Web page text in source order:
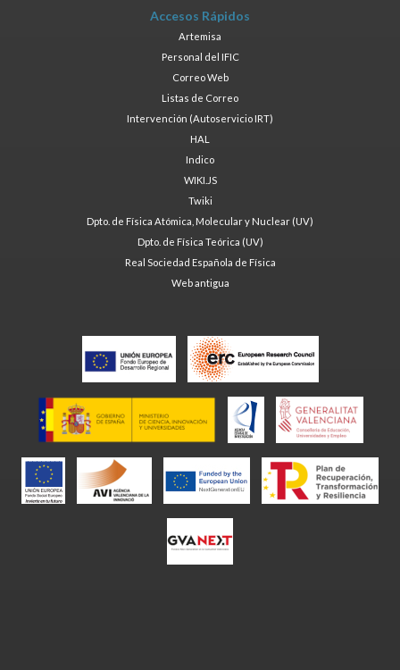
Accesos Rápidos
Artemisa
Personal del IFIC
Correo Web
Listas de Correo
Intervención (Autoservicio IRT)
HAL
Indico
WIKI.JS
Twiki
Dpto. de Física Atómica, Molecular y Nuclear (UV)
Dpto. de Física Teórica (UV)
Real Sociedad Española de Física
Web antigua